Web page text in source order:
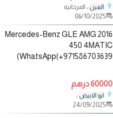
العين ، المرخانية
06/10/2025
2016 Mercedes-Benz GLE AMG
450 4MATIC
WhatsApp(+971586703639)
60000 درهم
ابو الابيض ،
24/09/2025